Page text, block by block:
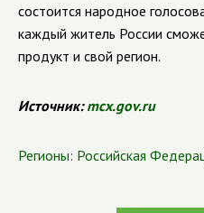
состоится народное
каждый житель России
продукт и свой регион.
Источник:mcx.gov.ru
Регионы: Российская